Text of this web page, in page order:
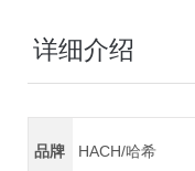
详细介绍
品牌 HACH/哈希